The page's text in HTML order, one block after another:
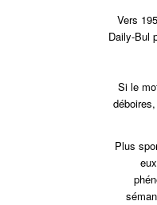
Vers
Daily-Bul
Si le
Plus